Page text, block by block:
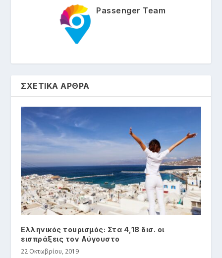
Passenger Team
ΣΧΕΤΙΚΑ ΑΡΘΡΑ
Ελληνικός τουρισμός: Στα 4,18 δισ. οι
εισπράξεις τον Αύγουστο
22 Οκτωβρίου, 2019